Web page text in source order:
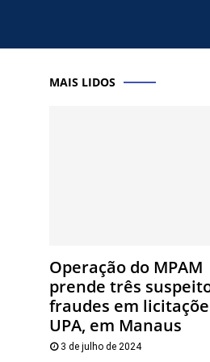
MAIS LIDOS
Operação do MPAM
prende três
fraudes em
UPA, em Manaus
3 de julho de 2024